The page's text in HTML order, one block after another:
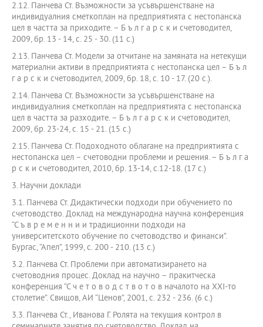
2.12. Панчева Ст. Възможности за усъвършенстване на
индивидуалния сметкоплан на предприятията с нестопанска
цел в частта за приходите. – Б ъ л г а р с к и счетоводител,
2009, бр. 13 - 14, с. 25 - 30. (11 с.)
2.13. Панчева Ст. Модели за отчитане на замяната на нетекущи
материални активи в предприятията с нестопанска цел – Б ъ л
г а р с к и счетоводител, 2009, бр. 18, с. 10 - 17. (20 с.).
2.14. Панчева Ст. Възможности за усъвършенстване на
индивидуалния сметкоплан на предприятията с нестопанска
цел в частта за разходите. – Б ъ л г а р с к и счетоводител,
2009, бр. 23-24, с. 15 - 21. (15 с.)
2.15. Панчева Ст. Подоходното облагане на предприятията с
нестопанска цел – счетоводни проблеми и решения. – Б ъ л г а
р с к и счетоводител, 2010, бр. 13-14, с.12-18. (17 с.)
3. Научни доклади
3.1. Панчева Ст. Дидактически подходи при обучението по
счетоводство. Доклад на международна научна конференция
“С ъ в р е м е н н и и традиционни подходи на
университетското обучение по счетоводство и финанси”.
Бургас, “Апел”, 1999, с. 200 - 210. (13 с.)
3.2. Панчева Ст. Проблеми при автоматизирането на
счетоводния процес. Доклад на научно – пракитческа
конференция “С ч е т о в о д с т в о т о в началото на ХХІ-то
столетие”. Свищов, АИ “Ценов”, 2001, с. 232 - 236. (6 с.)
3.3. Панчева Ст., Иванова Г. Ролята на текущия контрол в